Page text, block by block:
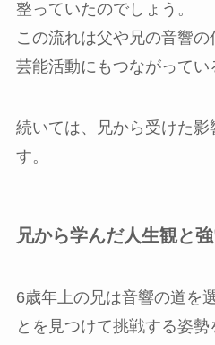
整っていたのでしょう。
この流れは父や兄の音響
芸能活動にもつながってい
続いては、兄から受けた影
す。
兄から学んだ人生観と
6歳年上の兄は音響の道を
とを見つけて挑戦する姿